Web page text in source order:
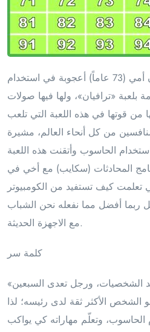
وقالت «هيا عبدالله» إن أمي (73 عاماً) أعجوبة في استخدام
«ترافيان»، ولها فيها صولات
من قوتها في هذه اللعبة التي تلعب
من كل أنحاء العالم، مشيرة
الحاسوب وأتقنت هذه اللعبة
المحادثات (سكايب) مع أخي في
تعلمت كيف تستفيد من الكومبيوتر
ربما أفضل مما نفعله نحن الشباب
مع الاجهزة الحديثة.
كلمة سر
«أبو علي» -سكرتير لأحد الشخصيات، ورجل تعدى السبعين
الشخص الأكثر ثقة لدى رئيسه؛ لذا
وتعلّم مهاراته كي يواكب